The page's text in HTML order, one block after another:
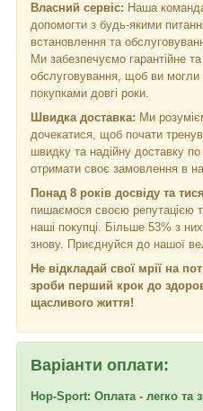
Власний сервіс: Наша
допомогти з будь-якими
встановлення та
Ми забезпечуємо гарантійне та
обслуговування, щоб ви
покупками довгі роки.
Швидка доставка: Ми
дочекатися, щоб почати
швидку та надійну доставку
отримати своє замовлення в
Понад 8 років досвіду та
пишаємося своєю репутацією
наші покупці. Більше 53% з
знову. Приєднуйся до нашої
Не відкладай свої мрії на
зроби перший крок до
щасливого життя!
Варіанти оплати:
Hop-Sport: Оплата - легко та